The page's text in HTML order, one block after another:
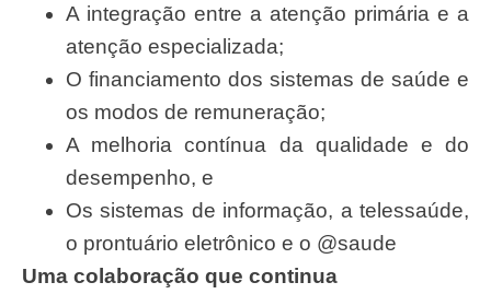
A integração entre a atenção primária e a
atenção especializada;
O financiamento dos sistemas de saúde e
os modos de remuneração;
A melhoria contínua da qualidade e do
desempenho, e
Os sistemas de informação, a telessaúde,
o prontuário eletrônico e o @saude
Uma colaboração que continua